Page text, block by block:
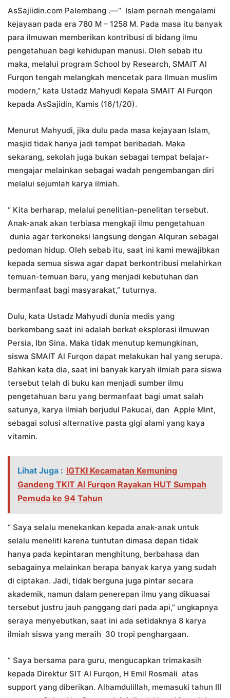
AsSajiidin.com Palembang .—“ Islam pernah mengalami
kejayaan pada era 780 M – 1258 M. Pada masa itu banyak
para ilmuwan memberikan kontribusi di bidang ilmu
pengetahuan bagi kehidupan manusi. Oleh sebab itu
maka, melalui program School by Research, SMAIT Al
Furqon tengah melangkah mencetak para Ilmuan muslim
modern,” kata Ustadz Mahyudi Kepala SMAIT Al Furqon
kepada AsSajidin, Kamis (16/1/20).
Menurut Mahyudi, jika dulu pada masa kejayaan Islam,
masjid tidak hanya jadi tempat beribadah. Maka
sekarang, sekolah juga bukan sebagai tempat belajar-
mengajar melainkan sebagai wadah pengembangan diri
melalui sejumlah karya ilmiah.
“ Kita berharap, melalui penelitian-penelitan tersebut.
Anak-anak akan terbiasa mengkaji ilmu pengetahuan
dunia agar terkoneksi langsung dengan Alquran sebagai
pedoman hidup. Oleh sebab itu, saat ini kami mewajibkan
kepada semua siswa agar dapat berkontribusi melahirkan
temuan-temuan baru, yang menjadi kebutuhan dan
bermanfaat bagi masyarakat,” tuturnya.
Dulu, kata Ustadz Mahyudi dunia medis yang
berkembang saat ini adalah berkat eksplorasi ilmuwan
Persia, Ibn Sina. Maka tidak menutup kemungkinan,
siswa SMAIT Al Furqon dapat melakukan hal yang serupa.
Bahkan kata dia, saat ini banyak karyah ilmiah para siswa
tersebut telah di buku kan menjadi sumber ilmu
pengetahuan baru yang bermanfaat bagi umat salah
satunya, karya ilmiah berjudul Pakucai, dan Apple Mint,
sebagai solusi alternative pasta gigi alami yang kaya
vitamin.
Lihat Juga : IGTKI Kecamatan Kemuning
Gandeng TKIT Al Furqon Rayakan HUT Sumpah
Pemuda ke 94 Tahun
“ Saya selalu menekankan kepada anak-anak untuk
selalu meneliti karena tuntutan dimasa depan tidak
hanya pada kepintaran menghitung, berbahasa dan
sebagainya melainkan berapa banyak karya yang sudah
di ciptakan. Jadi, tidak berguna juga pintar secara
akademik, namun dalam penerepan ilmu yang dikuasai
tersebut justru jauh panggang dari pada api,” ungkapnya
seraya menyebutkan, saat ini ada setidaknya 8 karya
ilmiah siswa yang meraih 30 tropi penghargaan.
“ Saya bersama para guru, mengucapkan trimakasih
kepada Direktur SIT Al Furqon, H Emil Rosmali atas
support yang diberikan. Alhamdulillah, memasuki tahun III